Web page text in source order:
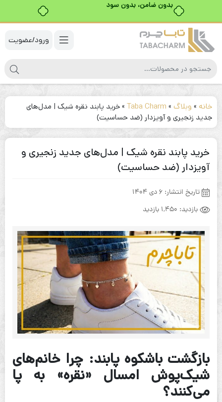
خرید قسطی با ترب‌پی
ورود/عضویت
خانه » وبلاگ »
Taba Charm
»خرید پابند نقره شیک | مدل‌های
جدید زنجیری و آویزدار (ضد حساسیت)
خرید پابند نقره شیک | مدل‌های جدید زنجیری و
آویزدار (ضد حساسیت)
تاریخ انتشار: 6 دی 1404
بازدید: 1,450 بازدید
بازگشت باشکوه پابند: چرا خانم‌های
شیک‌پوش امسال «نقره» به پا
می‌کنند؟